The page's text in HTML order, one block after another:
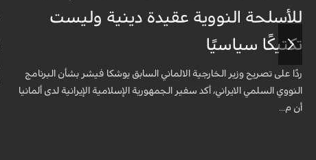
للأسلحة النووية عقيدة دينية وليست
تكتيكًا سياسيًا
ردًا على تصريح وزير الخارجية الالماني السابق يوشكا فيشر بشأن البرنامج
النووي السلمي الايراني، أكد سفير الجمهورية الإسلامية الإيرانية لدى ألمانيا
أن م...